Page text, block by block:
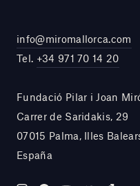
info@miromallorca.com
Tel. +34 971 70 14 20
Fundació Pilar i Joan
Carrer de Saridakis, 29
07015 Palma, Illes
España